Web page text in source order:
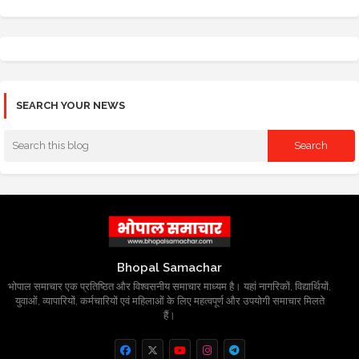
SEARCH YOUR NEWS
Bhopal Samachar
भोपाल समाचार एक प्रतिष्ठित और विश्वसनीय समाचार माध्यम है। यहां नागरिकों, विद्यार्थियों,
युवाओं, व्यापारियों, कर्मचारियों एवं महिलाओं के लिए महत्वपूर्ण और उपयोगी समाचार मिलते
हैं।